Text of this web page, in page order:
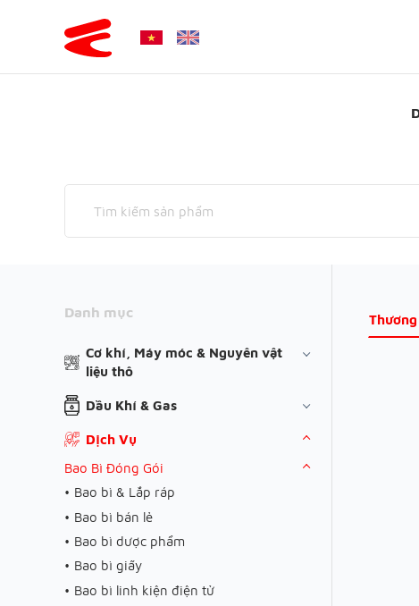
Danh mục
Cơ khí, Máy móc & Nguyên vật
liệu thô
Dầu Khí & Gas
Dịch Vụ
Bao Bì Đóng Gói
Bao bì & Lắp ráp
Bao bì bán lẻ
Bao bì dược phẩm
Bao bì giấy
Bao bì linh kiện điện tử